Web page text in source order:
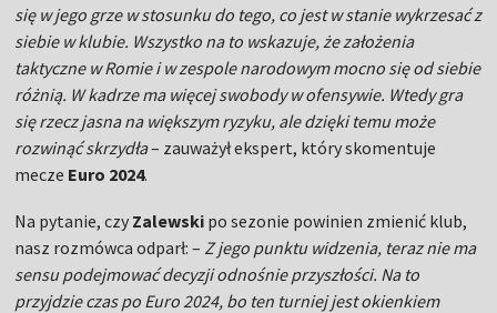
się w jego grze w stosunku do tego, co jest w stanie wykrzesać z
siebie w klubie. Wszystko na to wskazuje, że założenia
taktyczne w Romie i w zespole narodowym mocno się od siebie
różnią. W kadrze ma więcej swobody w ofensywie. Wtedy gra
się rzecz jasna na większym ryzyku, ale dzięki temu może
rozwinąć skrzydła– zauważył ekspert, który skomentuje
mecze Euro 2024.
Na pytanie, czy Zalewski po sezonie powinien zmienić klub,
nasz rozmówca odparł: – Z jego punktu widzenia, teraz nie ma
sensu podejmować decyzji odnośnie przyszłości. Na to
przyjdzie czas po Euro 2024, bo ten turniej jest okienkiem